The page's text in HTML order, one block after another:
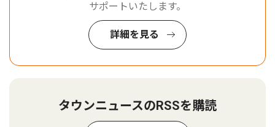
サポートいたします。
詳細を見る
タウンニュースのRSSを購読